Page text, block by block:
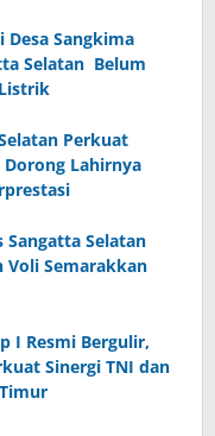
Desa Sangkima
Selatan Belum
Perkuat
Dorong Lahirnya
Sangatta Selatan
Voli Semarakkan
I Resmi Bergulir,
Sinergi TNI dan